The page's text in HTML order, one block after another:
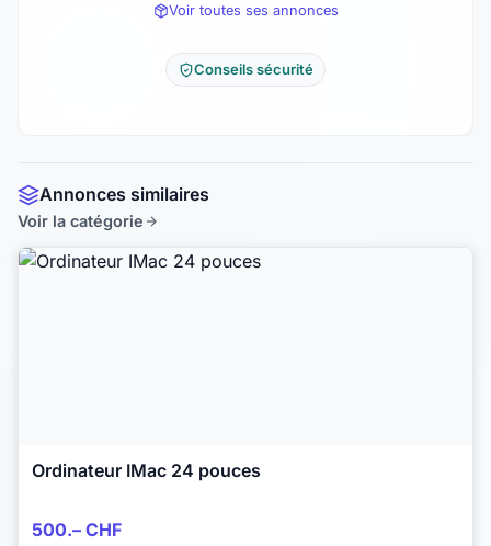
Voir toutes ses annonces
Conseils sécurité
Annonces similaires
Voir la catégorie
Ordinateur IMac 24 pouces
500.– CHF